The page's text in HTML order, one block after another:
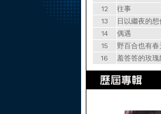
12
往事
13
日以繼夜的想
14
偶遇
15
野百合也有春
16
羞答答的玫瑰